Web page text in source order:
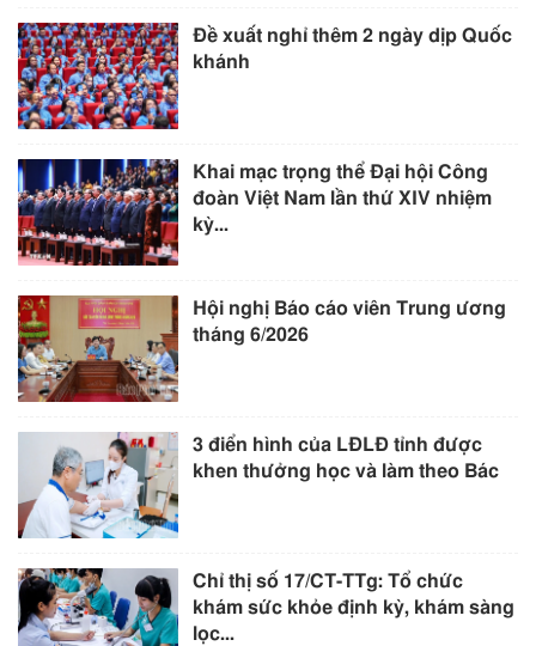
Đề xuất nghỉ thêm 2 ngày dịp Quốc
khánh
Khai mạc trọng thể Đại hội Công
đoàn Việt Nam lần thứ XIV nhiệm
kỳ...
Hội nghị Báo cáo viên Trung ương
tháng 6/2026
3 điển hình của LĐLĐ tỉnh được
khen thưởng học và làm theo Bác
Chỉ thị số 17/CT-TTg: Tổ chức
khám sức khỏe định kỳ, khám sàng
lọc...